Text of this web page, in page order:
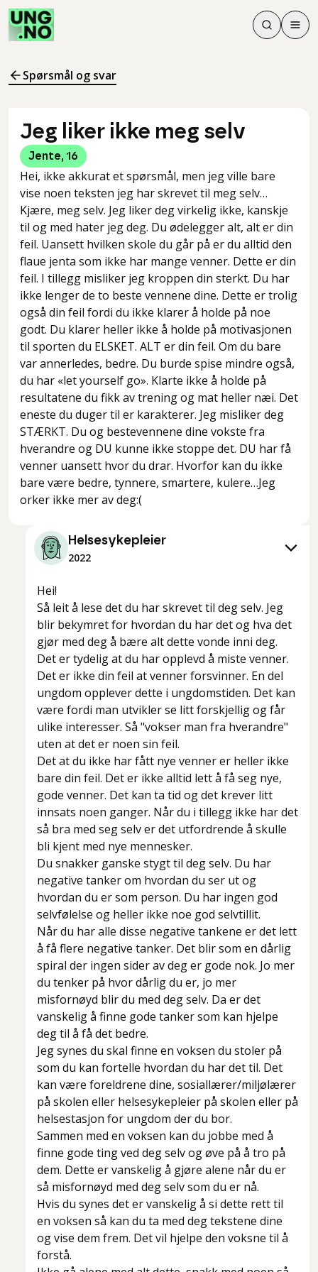
Søk
Søk
Meny
Spørsmål og svar
Jeg liker ikke meg selv
Jente, 16
Hei, ikke akkurat et spørsmål, men jeg ville bare
vise noen teksten jeg har skrevet til meg selv…
Kjære, meg selv. Jeg liker deg virkelig ikke, kanskje
til og med hater jeg deg. Du ødelegger alt, alt er din
feil. Uansett hvilken skole du går på er du alltid den
flaue jenta som ikke har mange venner. Dette er din
feil. I tillegg misliker jeg kroppen din sterkt. Du har
ikke lenger de to beste vennene dine. Dette er trolig
også din feil fordi du ikke klarer å holde på noe
godt. Du klarer heller ikke å holde på motivasjonen
til sporten du ELSKET. ALT er din feil. Om du bare
var annerledes, bedre. Du burde spise mindre også,
du har «let yourself go». Klarte ikke å holde på
resultatene du fikk av trening og mat heller næi. Det
eneste du duger til er karakterer. Jeg misliker deg
STÆRKT. Du og bestevennene dine vokste fra
hverandre og DU kunne ikke stoppe det. DU har få
venner uansett hvor du drar. Hvorfor kan du ikke
bare være bedre, tynnere, smartere, kulere…Jeg
orker ikke mer av deg:(
Helsesykepleier
2022
Hei!
Så leit å lese det du har skrevet til deg selv. Jeg
blir bekymret for hvordan du har det og hva det
gjør med deg å bære alt dette vonde inni deg.
Det er tydelig at du har opplevd å miste venner.
Det er ikke din feil at venner forsvinner. En del
ungdom opplever dette i ungdomstiden. Det kan
være fordi man utvikler se litt forskjellig og får
ulike interesser. Så "vokser man fra hverandre"
uten at det er noen sin feil.
Det at du ikke har fått nye venner er heller ikke
bare din feil. Det er ikke alltid lett å få seg nye,
gode venner. Det kan ta tid og det krever litt
innsats noen ganger. Når du i tillegg ikke har det
så bra med seg selv er det utfordrende å skulle
bli kjent med nye mennesker.
Du snakker ganske stygt til deg selv. Du har
negative tanker om hvordan du ser ut og
hvordan du er som person. Du har ingen god
selvfølelse og heller ikke noe god selvtillit.
Når du har alle disse negative tankene er det lett
å få flere negative tanker. Det blir som en dårlig
spiral der ingen sider av deg er gode nok. Jo mer
du tenker på hvor dårlig du er, jo mer
misfornøyd blir du med deg selv. Da er det
vanskelig å finne gode tanker som kan hjelpe
deg til å få det bedre.
Jeg synes du skal finne en voksen du stoler på
som du kan fortelle hvordan du har det til. Det
kan være foreldrene dine, sosiallærer/miljølærer
på skolen eller helsesykepleier på skolen eller på
helsestasjon for ungdom der du bor.
Sammen med en voksen kan du jobbe med å
finne gode ting ved deg selv og øve på å tro på
dem. Dette er vanskelig å gjøre alene når du er
så misfornøyd med deg selv som du er nå.
Hvis du synes det er vanskelig å si dette rett til
en voksen så kan du ta med deg tekstene dine
og vise dem frem. Det vil hjelpe den voksne til å
forstå.